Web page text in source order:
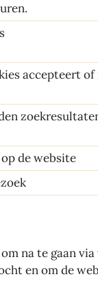
accepteert
de website
na te gaan
en om de